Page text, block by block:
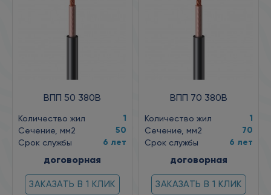
ВПП 50 380В
Количество жил 1
Сечение, мм2 50
Срок службы 6 лет
договорная
ЗАКАЗАТЬ В 1 КЛИК
ВПП 70 380В
Количество жил 1
Сечение, мм2 70
Срок службы 6 лет
договорная
ЗАКАЗАТЬ В 1 КЛИК